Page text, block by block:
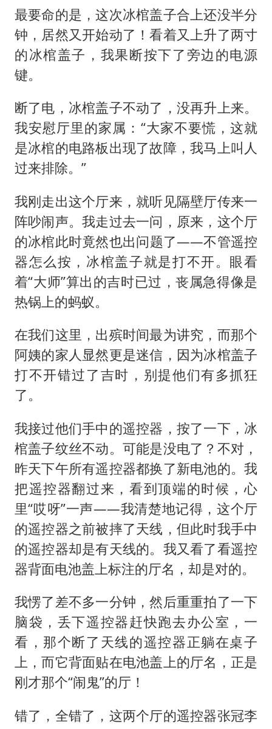
最要命的是，这次冰棺盖子合上还没半分
钟，居然又开始动了！看着又上升了两寸
的冰棺盖子，我果断按下了旁边的电源
键。
断了电，冰棺盖子不动了，没再升上来。
我安慰厅里的家属：“大家不要慌，这就
是冰棺的电路板出现了故障，我马上叫人
过来排除。”
我刚走出这个厅来，就听见隔壁厅传来一
阵吵闹声。我走过去一问，原来，这个厅
的冰棺此时竟然也出问题了——不管遥控
器怎么按，冰棺盖子就是打不开。眼看
着“大师”算出的吉时已过，丧属急得像是
热锅上的蚂蚁。
在我们这里，出殡时间最为讲究，而那个
阿姨的家人显然更是迷信，因为冰棺盖子
打不开错过了吉时，别提他们有多抓狂
了。
我接过他们手中的遥控器，按了一下，冰
棺盖子纹丝不动。可能是没电了？不对，
昨天下午所有遥控器都换了新电池的。我
把遥控器翻过来，看到顶端的时候，心
里“哎呀”一声——我清楚地记得，这个厅
的遥控器之前被摔了天线，但此时我手中
的遥控器却是有天线的。我又看了看遥控
器背面电池盖上标注的厅名，却是对的。
我愣了差不多一分钟，然后重重拍了一下
脑袋，丢下遥控器赶快跑去办公室，一
看，那个断了天线的遥控器正躺在桌子
上，而它背面贴在电池盖上的厅名，正是
刚才那个“闹鬼”的厅！
错了，全错了，这两个厅的遥控器张冠李